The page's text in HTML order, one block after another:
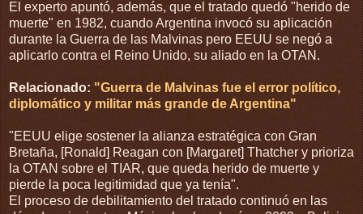
El experto apuntó, además, que el tratado quedó "herido de
muerte" en 1982, cuando Argentina invocó su aplicación
durante la Guerra de las Malvinas pero EEUU se negó a
aplicarlo contra el Reino Unido, su aliado en la OTAN.
Relacionado: "Guerra de Malvinas fue el error político,
diplomático y militar más grande de Argentina"
"EEUU elige sostener la alianza estratégica con Gran
Bretaña, [Ronald] Reagan con [Margaret] Thatcher y prioriza
la OTAN sobre el TIAR, que queda herido de muerte y
pierde la poca legitimidad que ya tenía".
El proceso de debilitamiento del tratado continuó en las